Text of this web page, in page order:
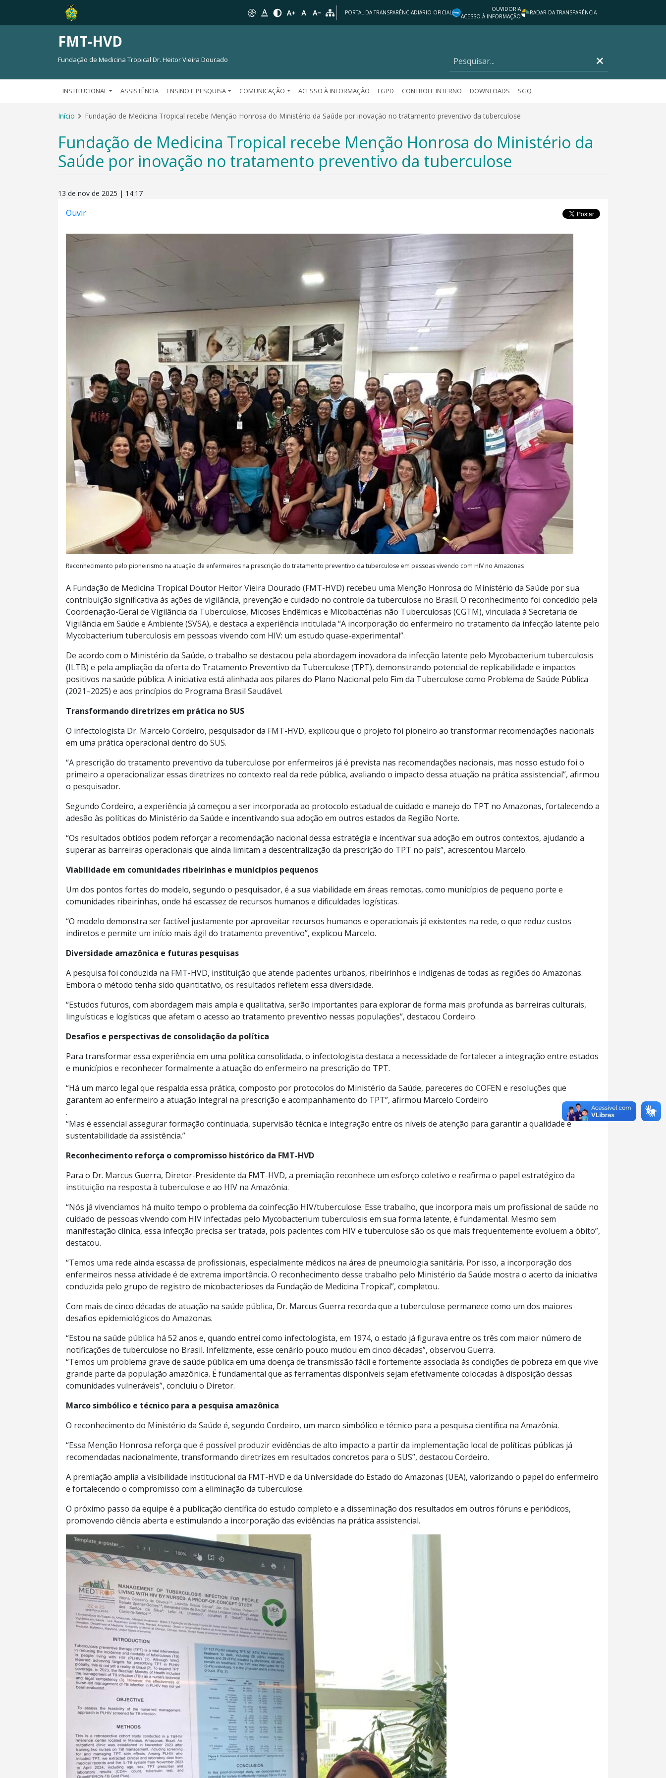
PORTAL DA TRANSPARÊNCIADIÁRIO OFICIAL
OUVIDORIA
ACESSO À INFORMAÇÃO
RADAR DA TRANSPARÊNCIA
FMT-HVD
Fundação de Medicina Tropical Dr. Heitor Vieira Dourado
INSTITUCIONAL ASSISTÊNCIA ENSINO E PESQUISA COMUNICAÇÃO ACESSO À INFORMAÇÃO LGPD CONTROLE INTERNO DOWNLOADS SGQ
Início Fundação de Medicina Tropical recebe Menção Honrosa do Ministério da Saúde por inovação no tratamento preventivo da tuberculose
Fundação de Medicina Tropical recebe Menção Honrosa do Ministério da
Saúde por inovação no tratamento preventivo da tuberculose
13 de nov de 2025 | 14:17
Ouvir
Reconhecimento pelo pioneirismo na atuação de enfermeiros na prescrição do tratamento preventivo da tuberculose em pessoas vivendo com HIV no Amazonas
A Fundação de Medicina Tropical Doutor Heitor Vieira Dourado (FMT-HVD) recebeu uma Menção Honrosa do Ministério da Saúde por sua
contribuição significativa às ações de vigilância, prevenção e cuidado no controle da tuberculose no Brasil. O reconhecimento foi concedido pela
Coordenação-Geral de Vigilância da Tuberculose, Micoses Endêmicas e Micobactérias não Tuberculosas (CGTM), vinculada à Secretaria de
Vigilância em Saúde e Ambiente (SVSA), e destaca a experiência intitulada “A incorporação do enfermeiro no tratamento da infecção latente pelo
Mycobacterium tuberculosis em pessoas vivendo com HIV: um estudo quase-experimental”.
De acordo com o Ministério da Saúde, o trabalho se destacou pela abordagem inovadora da infecção latente pelo Mycobacterium tuberculosis
(ILTB) e pela ampliação da oferta do Tratamento Preventivo da Tuberculose (TPT), demonstrando potencial de replicabilidade e impactos
positivos na saúde pública. A iniciativa está alinhada aos pilares do Plano Nacional pelo Fim da Tuberculose como Problema de Saúde Pública
(2021–2025) e aos princípios do Programa Brasil Saudável.
Transformando diretrizes em prática no SUS
O infectologista Dr. Marcelo Cordeiro, pesquisador da FMT-HVD, explicou que o projeto foi pioneiro ao transformar recomendações nacionais
em uma prática operacional dentro do SUS.
“A prescrição do tratamento preventivo da tuberculose por enfermeiros já é prevista nas recomendações nacionais, mas nosso estudo foi o
primeiro a operacionalizar essas diretrizes no contexto real da rede pública, avaliando o impacto dessa atuação na prática assistencial”, afirmou
o pesquisador.
Segundo Cordeiro, a experiência já começou a ser incorporada ao protocolo estadual de cuidado e manejo do TPT no Amazonas, fortalecendo a
adesão às políticas do Ministério da Saúde e incentivando sua adoção em outros estados da Região Norte.
“Os resultados obtidos podem reforçar a recomendação nacional dessa estratégia e incentivar sua adoção em outros contextos, ajudando a
superar as barreiras operacionais que ainda limitam a descentralização da prescrição do TPT no país”, acrescentou Marcelo.
Viabilidade em comunidades ribeirinhas e municípios pequenos
Um dos pontos fortes do modelo, segundo o pesquisador, é a sua viabilidade em áreas remotas, como municípios de pequeno porte e
comunidades ribeirinhas, onde há escassez de recursos humanos e dificuldades logísticas.
“O modelo demonstra ser factível justamente por aproveitar recursos humanos e operacionais já existentes na rede, o que reduz custos
indiretos e permite um início mais ágil do tratamento preventivo”, explicou Marcelo.
Diversidade amazônica e futuras pesquisas
A pesquisa foi conduzida na FMT-HVD, instituição que atende pacientes urbanos, ribeirinhos e indígenas de todas as regiões do Amazonas.
Embora o método tenha sido quantitativo, os resultados refletem essa diversidade.
“Estudos futuros, com abordagem mais ampla e qualitativa, serão importantes para explorar de forma mais profunda as barreiras culturais,
linguísticas e logísticas que afetam o acesso ao tratamento preventivo nessas populações”, destacou Cordeiro.
Desafios e perspectivas de consolidação da política
Para transformar essa experiência em uma política consolidada, o infectologista destaca a necessidade de fortalecer a integração entre estados
e municípios e reconhecer formalmente a atuação do enfermeiro na prescrição do TPT.
“Há um marco legal que respalda essa prática, composto por protocolos do Ministério da Saúde, pareceres do COFEN e resoluções que
garantem ao enfermeiro a atuação integral na prescrição e acompanhamento do TPT”, afirmou Marcelo Cordeiro
.
“Mas é essencial assegurar formação continuada, supervisão técnica e integração entre os níveis de atenção para garantir a qualidade e
sustentabilidade da assistência.”
Reconhecimento reforça o compromisso histórico da FMT-HVD
Para o Dr. Marcus Guerra, Diretor-Presidente da FMT-HVD, a premiação reconhece um esforço coletivo e reafirma o papel estratégico da
instituição na resposta à tuberculose e ao HIV na Amazônia.
“Nós já vivenciamos há muito tempo o problema da coinfecção HIV/tuberculose. Esse trabalho, que incorpora mais um profissional de saúde no
cuidado de pessoas vivendo com HIV infectadas pelo Mycobacterium tuberculosis em sua forma latente, é fundamental. Mesmo sem
manifestação clínica, essa infecção precisa ser tratada, pois pacientes com HIV e tuberculose são os que mais frequentemente evoluem a óbito”,
destacou.
“Temos uma rede ainda escassa de profissionais, especialmente médicos na área de pneumologia sanitária. Por isso, a incorporação dos
enfermeiros nessa atividade é de extrema importância. O reconhecimento desse trabalho pelo Ministério da Saúde mostra o acerto da iniciativa
conduzida pelo grupo de registro de micobacterioses da Fundação de Medicina Tropical”, completou.
Com mais de cinco décadas de atuação na saúde pública, Dr. Marcus Guerra recorda que a tuberculose permanece como um dos maiores
desafios epidemiológicos do Amazonas.
“Estou na saúde pública há 52 anos e, quando entrei como infectologista, em 1974, o estado já figurava entre os três com maior número de
notificações de tuberculose no Brasil. Infelizmente, esse cenário pouco mudou em cinco décadas”, observou Guerra.
“Temos um problema grave de saúde pública em uma doença de transmissão fácil e fortemente associada às condições de pobreza em que vive
grande parte da população amazônica. É fundamental que as ferramentas disponíveis sejam efetivamente colocadas à disposição dessas
comunidades vulneráveis”, concluiu o Diretor.
Marco simbólico e técnico para a pesquisa amazônica
O reconhecimento do Ministério da Saúde é, segundo Cordeiro, um marco simbólico e técnico para a pesquisa científica na Amazônia.
“Essa Menção Honrosa reforça que é possível produzir evidências de alto impacto a partir da implementação local de políticas públicas já
recomendadas nacionalmente, transformando diretrizes em resultados concretos para o SUS”, destacou Cordeiro.
A premiação amplia a visibilidade institucional da FMT-HVD e da Universidade do Estado do Amazonas (UEA), valorizando o papel do enfermeiro
e fortalecendo o compromisso com a eliminação da tuberculose.
O próximo passo da equipe é a publicação científica do estudo completo e a disseminação dos resultados em outros fóruns e periódicos,
promovendo ciência aberta e estimulando a incorporação das evidências na prática assistencial.